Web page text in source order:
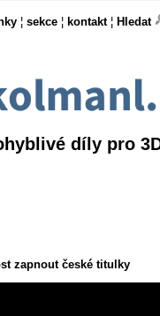
¦ sekce ¦ kontakt¦ Hledat
díly pro
zapnout české titulky